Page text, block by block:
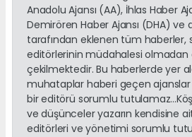
Anadolu Ajansı (AA), İhlas Haber
Demirören Haber Ajansı (DHA) ve
tarafından eklenen tüm haberler,
editörlerinin müdahalesi olmadan
çekilmektedir. Bu haberlerde yer
muhataplar haberi geçen
bir editörü sorumlu
ve düşünceler yazarın kendisine
editörleri ve yönetimi sorumlu